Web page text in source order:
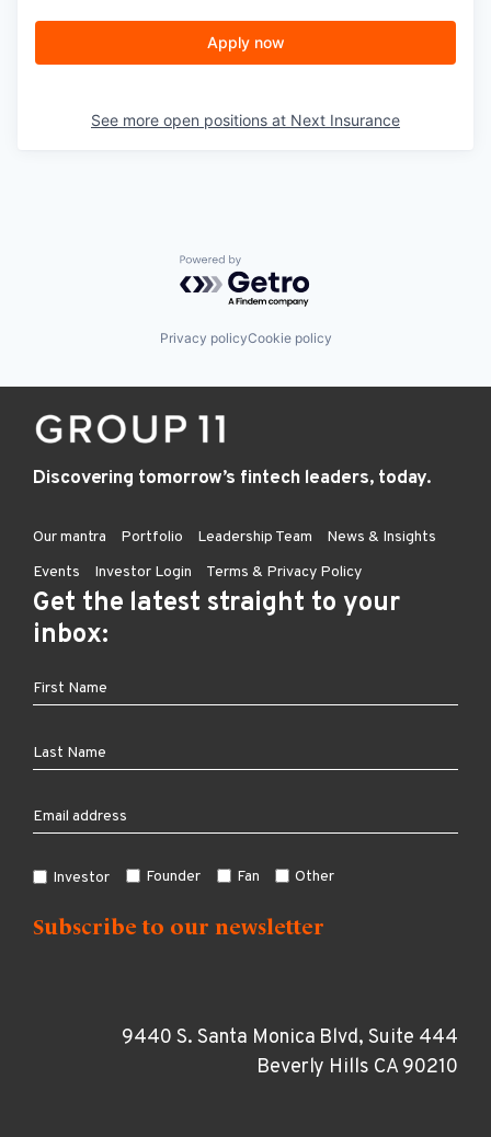
Apply now
See more open positions at Next Insurance
Powered by Getro.com
Privacy policyCookie policy
Discovering tomorrow’s fintech leaders, today.
Our mantra Portfolio Leadership Team
News & Insights
Events
Investor Login Terms & Privacy Policy
Get the latest straight to your
inbox:
Investor Founder Fan Other
9440 S. Santa Monica Blvd, Suite 444
Beverly Hills CA 90210